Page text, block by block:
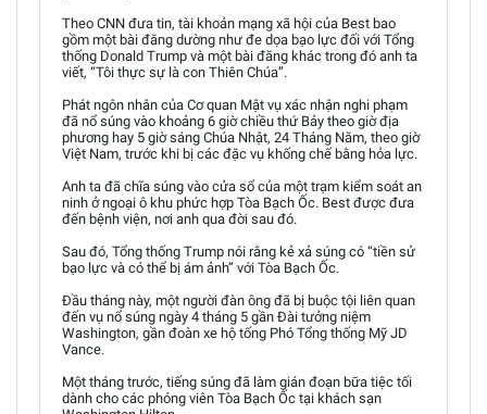
Theo CNN đưa tin, tài khoản mạng xã hội của Best bao
gồm một bài đăng dường như đe dọa bạo lực đối với Tổng
thống Donald Trump và một bài đăng khác trong đó anh ta
viết, “Tôi thực sự là con Thiên Chúa”.
Phát ngôn nhân của Cơ quan Mật vụ xác nhận nghi phạm
đã nổ súng vào khoảng 6 giờ chiều thứ Bảy theo giờ địa
phương hay 5 giờ sáng Chúa Nhật, 24 Tháng Năm, theo giờ
Việt Nam, trước khi bị các đặc vụ khống chế bằng hỏa lực.
Anh ta đã chĩa súng vào cửa sổ của một trạm kiểm soát an
ninh ở ngoại ô khu phức hợp Tòa Bạch Ốc. Best được đưa
đến bệnh viện, nơi anh qua đời sau đó.
Sau đó, Tổng thống Trump nói rằng kẻ xả súng có “tiền sử
bạo lực và có thể bị ám ảnh” với Tòa Bạch Ốc.
Đầu tháng này, một người đàn ông đã bị buộc tội liên quan
đến vụ nổ súng ngày 4 tháng 5 gần Đài tưởng niệm
Washington, gần đoàn xe hộ tống Phó Tổng thống Mỹ JD
Vance.
Một tháng trước, tiếng súng đã làm gián đoạn bữa tiệc tối
dành cho các phóng viên Tòa Bạch Ốc tại khách sạn